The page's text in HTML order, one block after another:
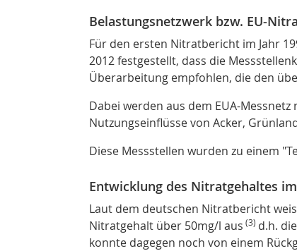
Belastungsnetzwerk bzw. EU-
Für den ersten Nitratbericht im Jahr
2012 festgestellt, dass die
Überarbeitung empfohlen, die den
Dabei werden aus dem EUA-
Nutzungseinflüsse von Acker,
Diese Messstellen wurden zu einem
Entwicklung des Nitratgehaltes
Laut dem deutschen Nitratbericht
Nitratgehalt über 50mg/l aus (3) d.h.
konnte dagegen noch von einem